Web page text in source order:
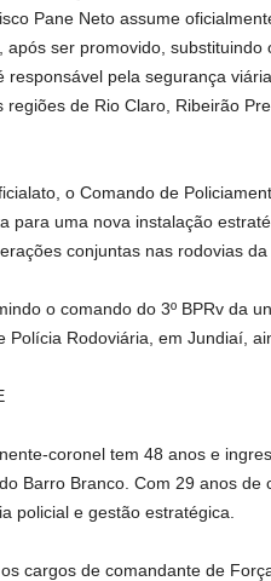
Pane Neto assume
ser promovido,
responsável pela segurança
de Rio Claro, Ribeirão
o Comando de
para uma nova instalação
conjuntas nas rodovias
o comando do 3º BPRv da
Polícia Rodoviária, em Jundiaí,
coronel tem 48 anos e
Barro Branco. Com 29 anos
policial e gestão estratégica.
cargos de comandante de